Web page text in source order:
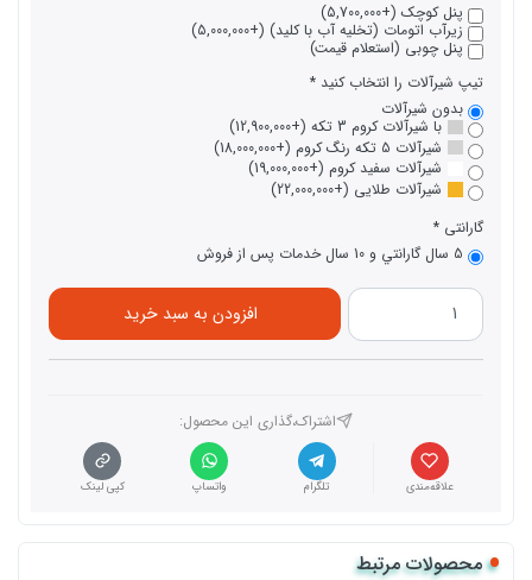
پنل کوچک (+5,700,000)
زیرآب اتومات (تخلیه آب با کلید) (+5,000,000)
پنل چوبی (استعلام قیمت)
تیپ شیرآلات را انتخاب کنید
بدون شیرآلات
با شیرآلات کروم 3 تکه (+12,900,000)
شیرآلات 5 تکه رنگ کروم (+18,000,000)
شیرآلات سفید کروم (+19,000,000)
شیرآلات طلایی (+22,000,000)
گارانتی
5 سال گارانتي و 10 سال خدمات پس از فروش
افزودن به سبد خرید
اشتراک،گذاری این محصول‌:
علاقه‌مندی تلگرام واتساپ کپی لینک
محصولات مرتبط